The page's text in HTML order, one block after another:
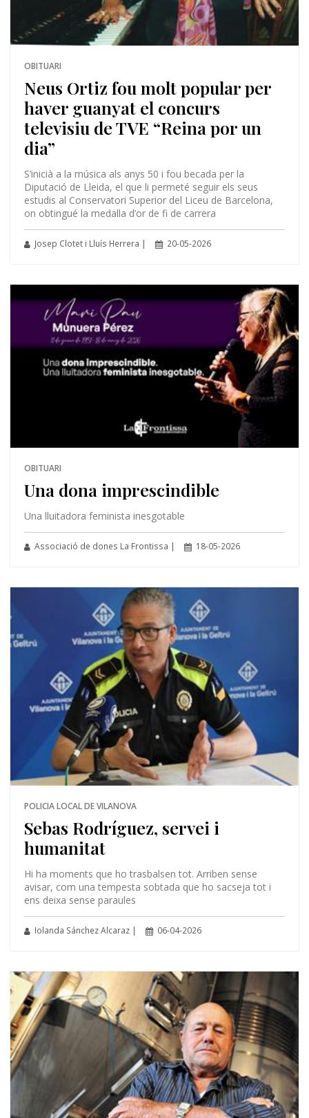
OBITUARI
Neus Ortiz fou molt popular per
haver guanyat el concurs
televisiu de TVE “Reina por un
dia”
S’inicià a la música als anys 50 i fou becada per la
Diputació de Lleida, el que li permeté seguir els seus
estudis al Conservatori Superior del Liceu de Barcelona,
on obtingué la medalla d’or de fi de carrera
Josep Clotet i Lluís Herrera | 20-05-2026
OBITUARI
Una dona imprescindible
Una lluitadora feminista inesgotable
Associació de dones La Frontissa | 18-05-2026
POLICIA LOCAL DE VILANOVA
Sebas Rodríguez, servei i
humanitat
Hi ha moments que ho trasbalsen tot. Arriben sense
avisar, com una tempesta sobtada que ho sacseja tot i
ens deixa sense paraules
Iolanda Sánchez Alcaraz | 06-04-2026